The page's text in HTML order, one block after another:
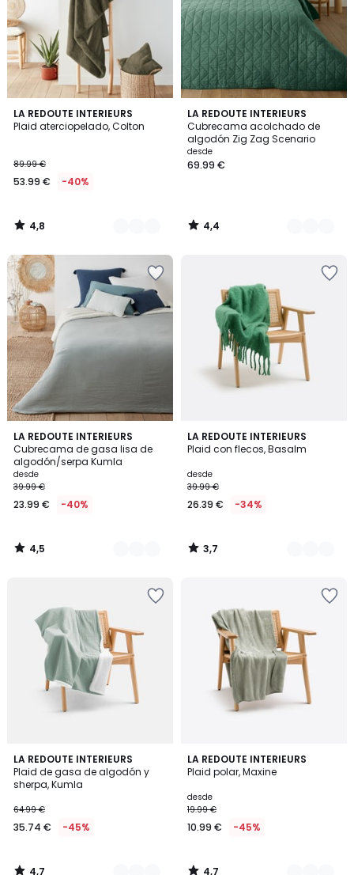
LA REDOUTE INTERIEURS
Plaid aterciopelado, Colton
89.99 €
53.99 € -40%
4,8
/ 5
3
Colores
4,8
/
LA REDOUTE INTERIEURS
Cubrecama acolchado de
algodón Zig Zag Scenario
desde
69.99 €
4,4
/ 5
2
Colores
4,4
/
LA REDOUTE INTERIEURS
Cubrecama de gasa lisa de
algodón/serpa Kumla
desde
39.99 €
23.99 € -40%
4,5
/ 5
4
Colores
4,5
/
LA REDOUTE INTERIEURS
Plaid con flecos, Basalm
desde
39.99 €
26.39 € -34%
3,7
/ 5
4
Colores
3,7
/
LA REDOUTE INTERIEURS
Plaid de gasa de algodón y
sherpa, Kumla
64.99 €
35.74 € -45%
4,7
/ 5
4
Colores
4,7
LA REDOUTE INTERIEURS
Plaid polar, Maxine
desde
19.99 €
10.99 € -45%
4,7
/ 5
10
Colores
4,7